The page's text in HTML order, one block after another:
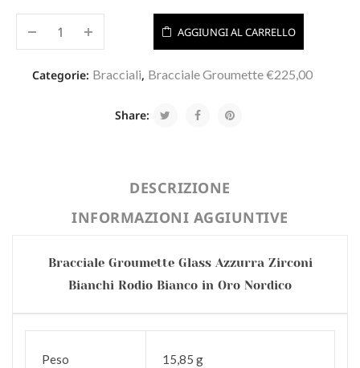
AGGIUNGI AL CARRELLO
Categorie: Bracciali, Bracciale Groumette €225,00
Share:
DESCRIZIONE
INFORMAZIONI AGGIUNTIVE
Bracciale Groumette Glass Azzurra Zirconi
Bianchi Rodio Bianco in Oro Nordico
Peso 15,85 g